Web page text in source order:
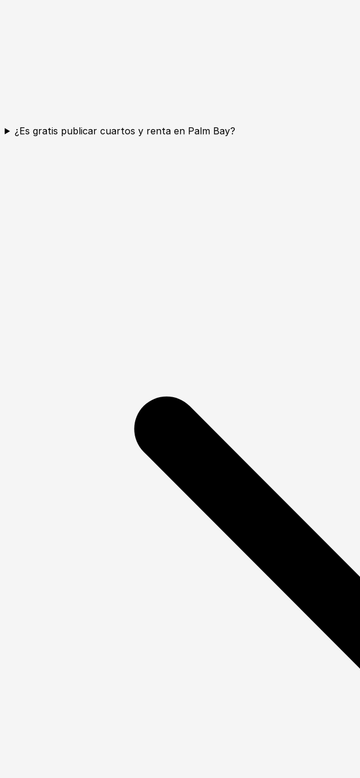
¿Es gratis publicar cuartos y renta en Palm Bay?